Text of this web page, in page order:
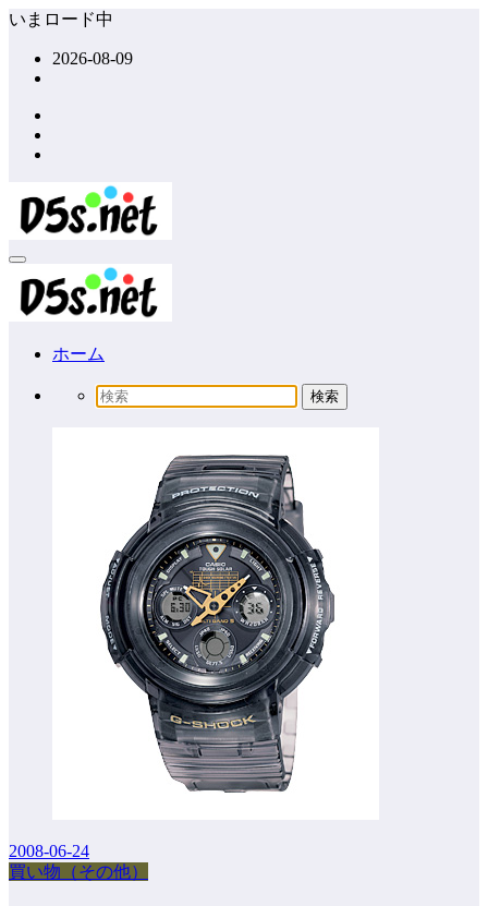
コ
ッ
プ
いまロード中
2026-08-09
ホーム
2008-06-24
買い物（その他）